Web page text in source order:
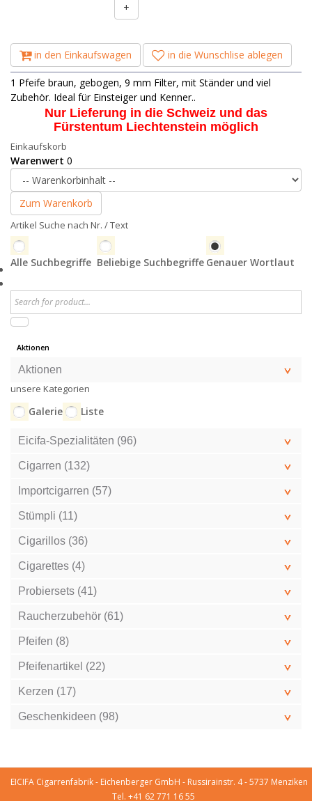
+
in den Einkaufswagen in die Wunschlise ablegen
1 Pfeife braun, gebogen, 9 mm Filter, mit Ständer und viel
Zubehör. Ideal für Einsteiger und Kenner..
Nur Lieferung in die Schweiz und das
Fürstentum Liechtenstein möglich
Einkaufskorb
Warenwert 0
Zum Warenkorb
Artikel Suche nach Nr. / Text
Alle Suchbegriffe Beliebige Suchbegriffe Genauer Wortlaut
Aktionen
Aktionen
unsere Kategorien
Galerie Liste
Eicifa-Spezialitäten (96)
Cigarren (132)
Importcigarren (57)
Stümpli (11)
Cigarillos (36)
Cigarettes (4)
Probiersets (41)
Raucherzubehör (61)
Pfeifen (8)
Pfeifenartikel (22)
Kerzen (17)
Geschenkideen (98)
EICIFA Cigarrenfabrik - Eichenberger GmbH - Russirainstr. 4 - 5737 Menziken
Tel. +41 62 771 16 55